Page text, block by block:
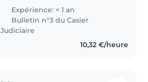
avec les enfants mais je suis
maman de 6 enfants âgés de 21
ans,19 ans,16 ans,13 ans,12 ans..
Expérience: < 1 an
Bulletin n°3 du Casier
Judiciaire
10,32 €/heure